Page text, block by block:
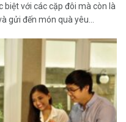
biệt với các cặp đôi mà còn là
gửi đến món quà yêu...